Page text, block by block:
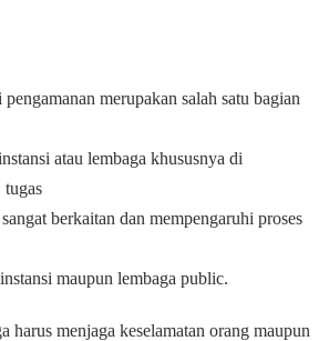
merupakan salah satu bagian
atau lembaga khususnya di
tugas
berkaitan dan mempengaruhi proses
maupun lembaga public.
harus menjaga keselamatan orang maupun